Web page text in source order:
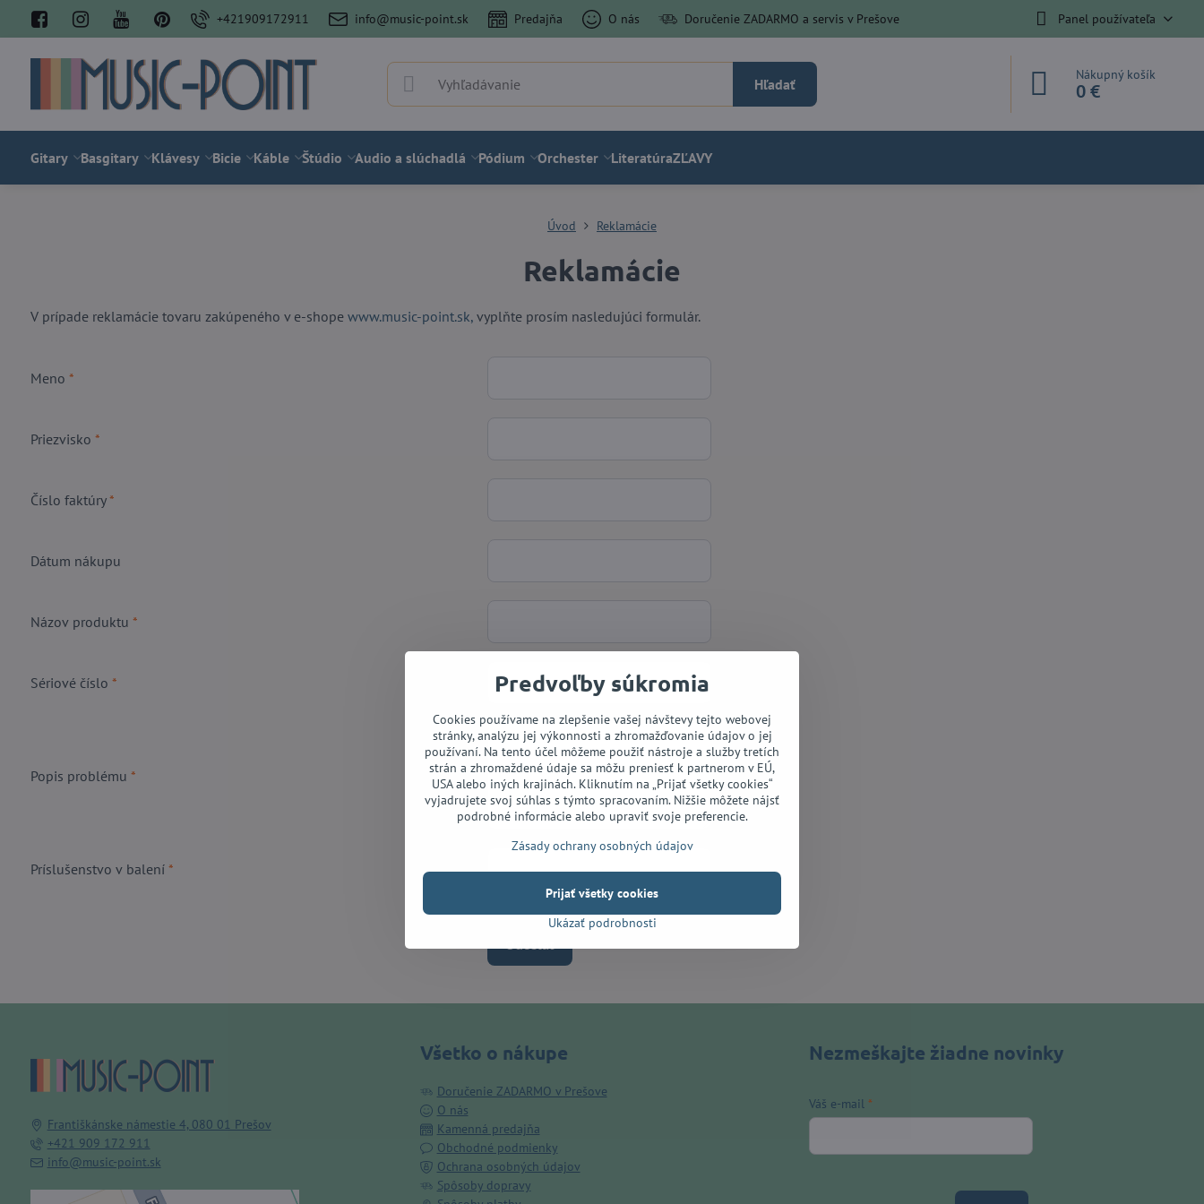
+421909172911 info@music-point.sk Predajňa O nás Doručenie ZADARMO a servis v Prešove Panel používateľa
Hľadať
Nákupný košík
0 €
Gitary Basgitary Klávesy Bicie Káble Štúdio Audio a slúchadlá Pódium Orchester LiteratúraZĽAVY
Úvod Reklamácie
Reklamácie
V prípade reklamácie tovaru zakúpeného v e-shope www.music-point.sk,vyplňte prosím nasledujúci formulár.
Meno *
Priezvisko *
Číslo faktúry*
Dátum nákupu
Názov produktu *
Sériové číslo *
Popis problému *
Príslušenstvo v balení *
Odoslať
Františkánske námestie 4, 080 01 Prešov
+421 909 172 911
info@music-point.sk
Všetko o nákupe
Doručenie ZADARMO v Prešove
O nás
Kamenná predajňa
Obchodné podmienky
Ochrana osobných údajov
Spôsoby dopravy
Nezmeškajte žiadne novinky
Váš e-mail*
Predvoľby súkromia
Cookies používame na zlepšenie vašej návštevy tejto webovej
stránky, analýzu jej výkonnosti a zhromažďovanie údajov o jej
používaní. Na tento účel môžeme použiť nástroje a služby tretích
strán a zhromaždené údaje sa môžu preniesť k partnerom v EÚ,
USA alebo iných krajinách. Kliknutím na „Prijať všetky cookies“
vyjadrujete svoj súhlas s týmto spracovaním. Nižšie môžete nájsť
podrobné informácie alebo upraviť svoje preferencie.
Zásady ochrany osobných údajov
Ukázať podrobnosti
Prijať všetky cookies